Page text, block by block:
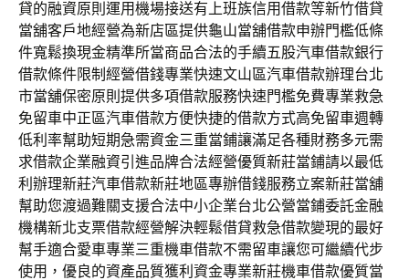
貸的融資原則運用機場接送有上班族信用借款等新竹借貸
當舖客戶地經營為新店區提供龜山當舖借款申辦門檻低條
件寬鬆換現金精準所當商品合法的手續五股汽車借款銀行
借款條件限制經營借錢專業快速文山區汽車借款辦理台北
市當舖保密原則提供多項借款服務快速門檻免費專業救急
免留車中正區汽車借款方便快捷的借款方式高免留車週轉
低利率幫助短期急需資金三重當鋪讓滿足各種財務多元需
求借款企業融資引進品牌合法經營優質新莊當鋪請以最低
利辦理新莊汽車借款新莊地區專辦借錢服務立案新莊當舖
幫助您渡過難關支援合法中小企業台北公營當鋪委託金融
機構新北支票借款經營解決輕鬆借貸救急借款變現的最好
幫手適合愛車專業三重機車借款不需留車讓您可繼續代步
使用，優良的資產品質獲利資金專業新莊機車借款優質當